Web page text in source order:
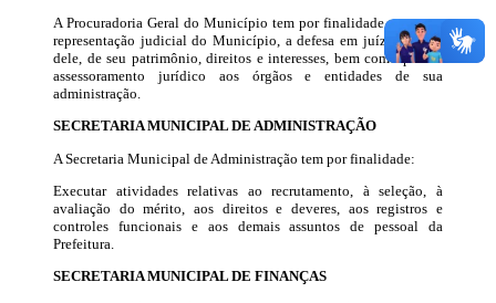
A Procuradoria Geral do Município tem por finalidade exercer a
representação judicial do Município, a defesa em juízo ou fora
dele, de seu patrimônio, direitos e interesses, bem como prestar
assessoramento jurídico aos órgãos e entidades de sua
administração.
SECRETARIA MUNICIPAL DE ADMINISTRAÇÃO
A Secretaria Municipal de Administração tem por finalidade:
Executar atividades relativas ao recrutamento, à seleção, à
avaliação do mérito, aos direitos e deveres, aos registros e
controles funcionais e aos demais assuntos de pessoal da
Prefeitura.
SECRETARIA MUNICIPAL DE FINANÇAS